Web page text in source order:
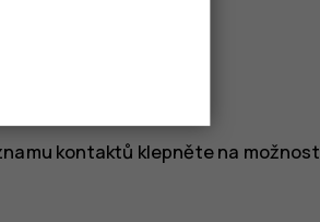
kontaktů klepněte na možnost